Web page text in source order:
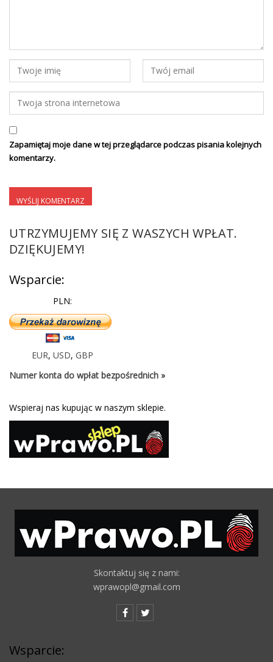
Zapamiętaj moje dane w tej przeglądarce podczas pisania kolejnych
komentarzy.
UTRZYMUJEMY SIĘ Z WASZYCH WPŁAT.
DZIĘKUJEMY!
Wsparcie:
PLN:
EUR, USD, GBP
Numer konta do wpłat bezpośrednich »
Wspieraj nas kupując w naszym sklepie.
Skontaktuj się z nami:
wprawopl@gmail.com
Wsparcie: